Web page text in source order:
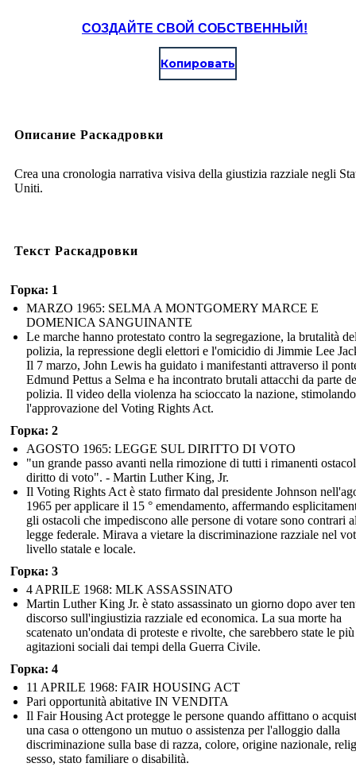
СОЗДАЙТЕ СВОЙ СОБСТВЕННЫЙ!
Копировать
Описание Раскадровки
Crea una cronologia narrativa visiva della giustizia razziale negli
Uniti.
Текст Раскадровки
Горка: 1
MARZO 1965: SELMA A MONTGOMERY MARCE E
DOMENICA SANGUINANTE
Le marche hanno protestato contro la segregazione, la brutalità
polizia, la repressione degli elettori e l'omicidio di Jimmie Lee
Il 7 marzo, John Lewis ha guidato i manifestanti attraverso il
Edmund Pettus a Selma e ha incontrato brutali attacchi da parte
polizia. Il video della violenza ha scioccato la nazione, stimolando
l'approvazione del Voting Rights Act.
Горка: 2
AGOSTO 1965: LEGGE SUL DIRITTO DI VOTO
"un grande passo avanti nella rimozione di tutti i rimanenti
diritto di voto". - Martin Luther King, Jr.
Il Voting Rights Act è stato firmato dal presidente Johnson
1965 per applicare il 15 ° emendamento, affermando
gli ostacoli che impediscono alle persone di votare sono contrari
legge federale. Mirava a vietare la discriminazione razziale nel
livello statale e locale.
Горка: 3
4 APRILE 1968: MLK ASSASSINATO
Martin Luther King Jr. è stato assassinato un giorno dopo aver
discorso sull'ingiustizia razziale ed economica. La sua morte ha
scatenato un'ondata di proteste e rivolte, che sarebbero state le
agitazioni sociali dai tempi della Guerra Civile.
Горка: 4
11 APRILE 1968: FAIR HOUSING ACT
Pari opportunità abitative IN VENDITA
Il Fair Housing Act protegge le persone quando affittano o
una casa o ottengono un mutuo o assistenza per l'alloggio dalla
discriminazione sulla base di razza, colore, origine nazionale,
sesso, stato familiare o disabilità.